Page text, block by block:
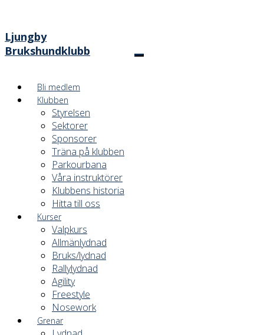
Ljungby
Brukshundklubb
Bli medlem
Klubben
Styrelsen
Sektorer
Sponsorer
Träna på klubben
Parkourbana
Våra instruktörer
Klubbens historia
Hitta till oss
Kurser
Valpkurs
Allmänlydnad
Bruks/lydnad
Rallylydnad
Agility
Freestyle
Nosework
Grenar